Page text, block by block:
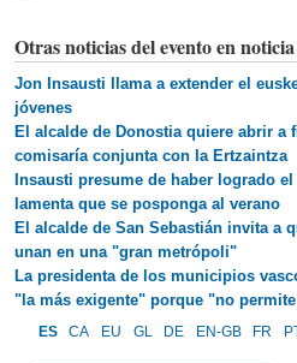
Otras noticias del evento en noticia
Jon Insausti llama a extender el
jóvenes
El alcalde de Donostia quiere abrir a
comisaría conjunta con la Ertzaintza
Insausti presume de haber logrado
lamenta que se posponga al verano
El alcalde de San Sebastián invita a
unan en una "gran metrópoli"
La presidenta de los municipios
"la más exigente" porque "no
ES CA EU GL DE EN-GB FR